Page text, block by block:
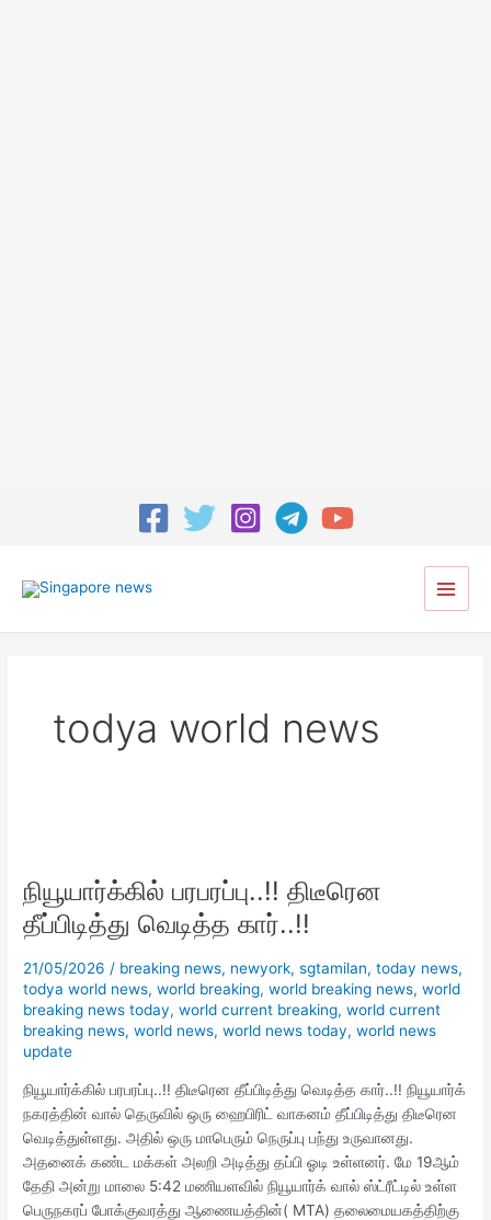
Main
Menu
todya world news
நியூயார்க்கில் பரபரப்பு..!! திடீரென
தீப்பிடித்து வெடித்த கார்..!!
21/05/2026/ breaking news, newyork,sgtamilan,today news,
todya world news,world breaking,world breaking news,world
breaking news today,world current breaking,world current
breaking news,world news,world news today,world news
update
நியூயார்க்கில் பரபரப்பு..!! திடீரென தீப்பிடித்து வெடித்த கார்..!! நியூயார்க்
நகரத்தின் வால் தெருவில் ஒரு ஹைபிரிட் வாகனம் தீப்பிடித்து திடீரென
வெடித்துள்ளது. அதில் ஒரு மாபெரும் நெருப்பு பந்து உருவானது.
அதனைக் கண்ட மக்கள் அலறி அடித்து தப்பி ஓடி உள்ளனர். மே 19ஆம்
தேதி அன்று மாலை 5:42 மணியளவில் நியூயார்க் வால் ஸ்ட்ரீட்டில் உள்ள
பெருநகரப் போக்குவரத்து ஆணையத்தின்( MTA) தலைமையகத்திற்கு
திடீரென
தீப்பிடித்து
வெடித்த
கார்..!!